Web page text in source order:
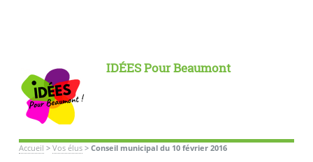
IDÉES Pour Beaumont
Accueil > Vos élus> Conseil municipal du 10 février 2016